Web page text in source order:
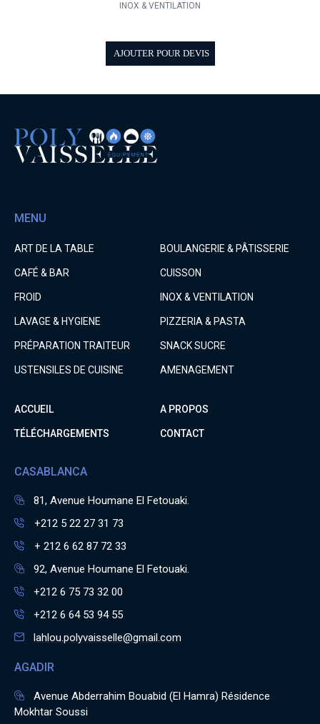
INOX & VENTILATION
AJOUTER POUR DEVIS
MENU
ART DE LA TABLE BOULANGERIE & PÂTISSERIE
CAFÉ & BAR CUISSON
FROID INOX & VENTILATION
LAVAGE & HYGIENE PIZZERIA & PASTA
PRÉPARATION TRAITEUR SNACK SUCRE
USTENSILES DE CUISINE AMENAGEMENT
ACCUEIL A PROPOS
TÉLÉCHARGEMENTS CONTACT
CASABLANCA
81, Avenue Houmane El Fetouaki.
+212 5 22 27 31 73
+ 212 6 62 87 72 33
92, Avenue Houmane El Fetouaki.
+212 6 75 73 32 00
+212 6 64 53 94 55
lahlou.polyvaisselle@gmail.com
AGADIR
Avenue Abderrahim Bouabid (El Hamra) Résidence
Mokhtar Soussi